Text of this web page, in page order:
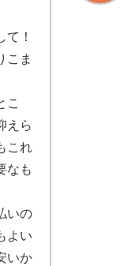
！
こま
こ
えら
これ
なも
いの
よい
いか